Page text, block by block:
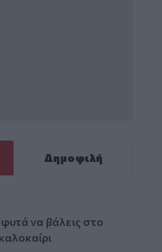
Δημοφιλή
φυτά να βάλεις στο